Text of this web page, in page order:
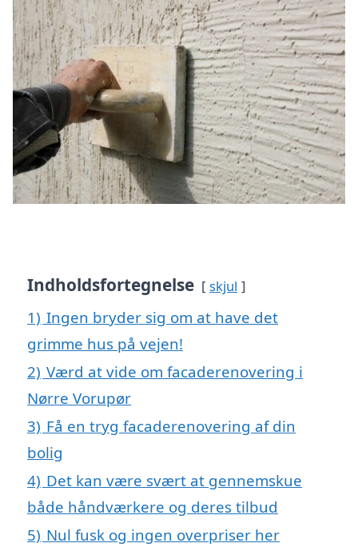
Indholdsfortegnelse skjul
1) Ingen bryder sig om at have det
grimme hus på vejen!
2) Værd at vide om facaderenovering i
Nørre Vorupør
3) Få en tryg facaderenovering af din
bolig
4) Det kan være svært at gennemskue
både håndværkere og deres tilbud
5) Nul fusk og ingen overpriser her